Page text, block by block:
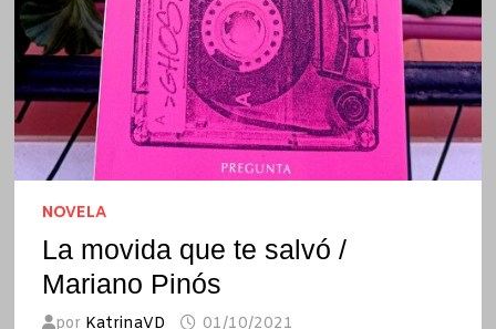
NOVELA
La movida que te salvó /
Mariano Pinós
por KatrinaVD 01/10/2021